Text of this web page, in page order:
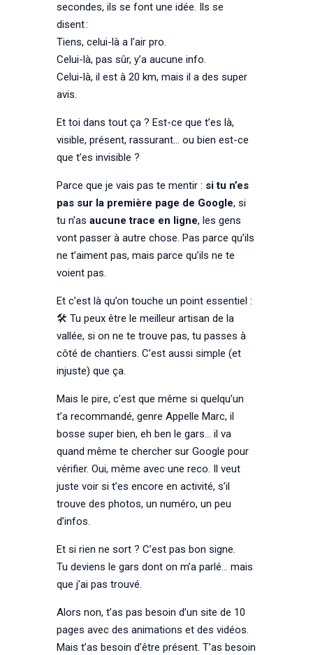
secondes, ils se font une idée. Ils se
disent :
Tiens, celui-là a l’air pro.
Celui-là, pas sûr, y’a aucune info.
Celui-là, il est à 20 km, mais il a des super
avis.
Et toi dans tout ça ? Est-ce que t’es là,
visible, présent, rassurant… ou bien est-ce
que t’es invisible ?
Parce que je vais pas te mentir : si tu n’es
pas sur la première page de Google, si
tu n’as aucune trace en ligne, les gens
vont passer à autre chose. Pas parce qu’ils
ne t’aiment pas, mais parce qu’ils ne te
voient pas.
Et c’est là qu’on touche un point essentiel :
🛠️ Tu peux être le meilleur artisan de la
vallée, si on ne te trouve pas, tu passes à
côté de chantiers. C’est aussi simple (et
injuste) que ça.
Mais le pire, c’est que même si quelqu’un
t’a recommandé, genre Appelle Marc, il
bosse super bien, eh ben le gars… il va
quand même te chercher sur Google pour
vérifier. Oui, même avec une reco. Il veut
juste voir si t’es encore en activité, s’il
trouve des photos, un numéro, un peu
d’infos.
Et si rien ne sort ? C’est pas bon signe.
Tu deviens le gars dont on m’a parlé… mais
que j’ai pas trouvé.
Alors non, t’as pas besoin d’un site de 10
pages avec des animations et des vidéos.
Mais t’as besoin d’être présent. T’as besoin